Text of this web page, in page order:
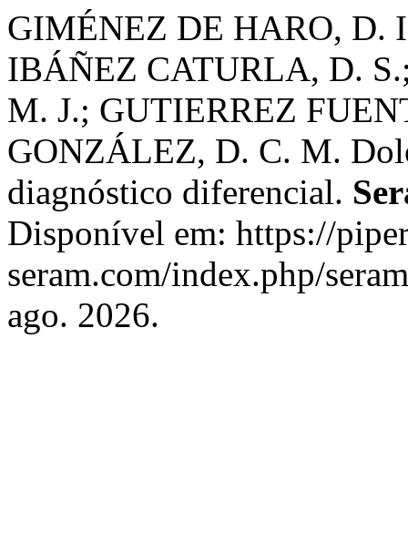
GIMÉNEZ DE HARO, D.
IBÁÑEZ CATURLA, D.
M. J.; GUTIERREZ
GONZÁLEZ, D. C. M.
diagnóstico diferencial.
Disponível em: https://
seram.com/index.php/
ago. 2026.